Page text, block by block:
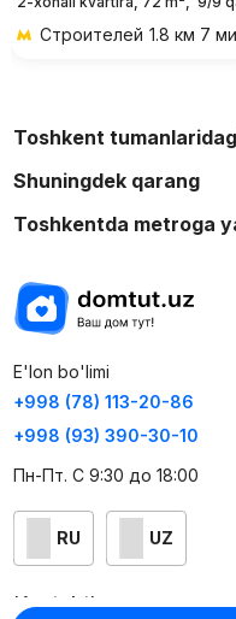
Строителей 1.8 км 7
Toshkent
Shuningdek qarang
Toshkentda metroga
E'lon bo'limi
+998 (78) 113-20-86
+998 (93) 390-30-10
Пн-Пт. С 9:30 до 18:00
RU UZ
Kontaktlar